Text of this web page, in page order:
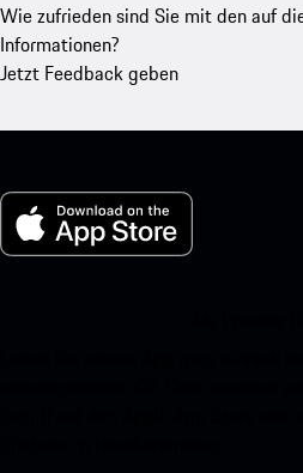
Wie zufrieden sind Sie mit den auf
Informationen?
Jetzt Feedback geben